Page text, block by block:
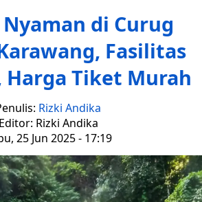
di Curug
Fasilitas
Harga Tiket Murah
Rizki Andika
Editor: Rizki Andika
25 Jun 2025 - 17:19